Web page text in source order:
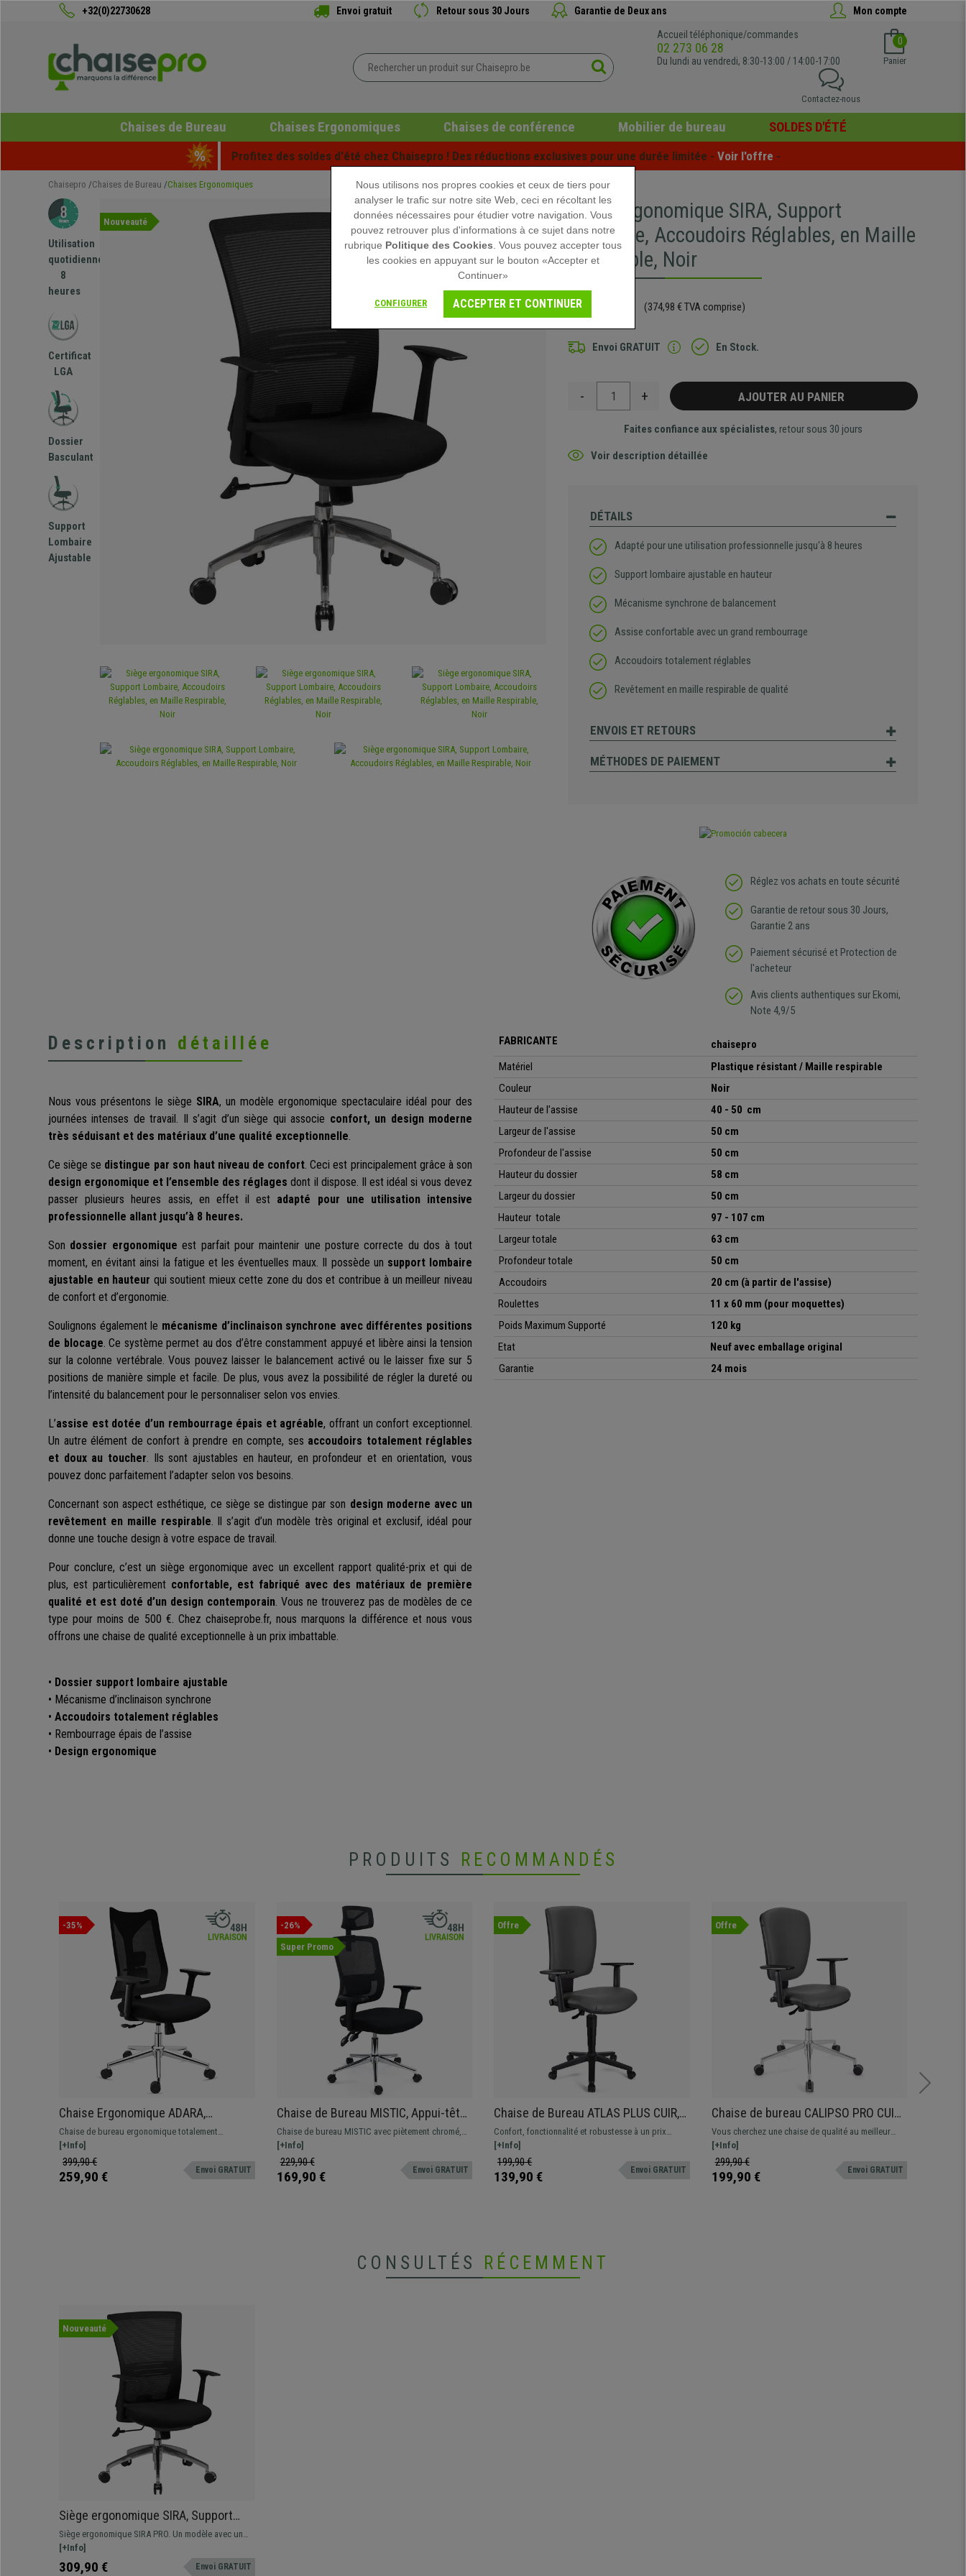
+32(0)22730628 Envoi gratuit Retour sous 30 Jours Garantie de Deux ans Mon compte
Accueil téléphonique/commandes
02 273 06 28
Du lundi au vendredi, 8:30-13:00 / 14:00-17:00
0
Panier
Contactez-nous
Chaises de Bureau Chaises Ergonomiques Chaises de conférence Mobilier de bureau SOLDES D'ÉTÉ
Profitez des soldes d'été chez Chaisepro ! Des réductions exclusives pour une durée limitée - Voir l'offre -
Chaisepro Chaises de Bureau Chaises Ergonomiques
Utilisation
quotidienne
8
heures
Certificat
LGA
Dossier
Basculant
Support
Lombaire
Ajustable
Nouveauté
Siège ergonomique SIRA, Support
Lombaire, Accoudoirs Réglables, en Maille
Respirable, Noir
309,90 € (374,98 € TVA comprise)
Envoi GRATUIT En Stock.
- + AJOUTER AU PANIER
Faites confiance aux spécialistes, retour sous 30 jours
Voir description détaillée
DÉTAILS
Adapté pour une utilisation professionnelle jusqu'à 8 heures
Support lombaire ajustable en hauteur
Mécanisme synchrone de balancement
Assise confortable avec un grand rembourrage
Accoudoirs totalement réglables
Revêtement en maille respirable de qualité
ENVOIS ET RETOURS
MÉTHODES DE PAIEMENT
Réglez vos achats en toute sécurité
Garantie de retour sous 30 Jours,
Garantie 2 ans
Paiement sécurisé et Protection de
l'acheteur
Avis clients authentiques sur Ekomi,
Note 4,9/5
Description détaillée
Nous vous présentons le siège SIRA, un modèle ergonomique spectaculaire idéal pour des
journées intenses de travail. Il s’agit d’un siège qui associe confort, un design moderne
très séduisant et des matériaux d’une qualité exceptionnelle.
Ce siège se distingue par son haut niveau de confort. Ceci est principalement grâce à son
design ergonomique et l’ensemble des réglages dont il dispose. Il est idéal si vous devez
passer plusieurs heures assis, en effet il est adapté pour une utilisation intensive
professionnelle allant jusqu’à 8 heures.
Son dossier ergonomique est parfait pour maintenir une posture correcte du dos à tout
moment, en évitant ainsi la fatigue et les éventuelles maux. Il possède un support lombaire
ajustable en hauteur qui soutient mieux cette zone du dos et contribue à un meilleur niveau
de confort et d’ergonomie.
Soulignons également le mécanisme d’inclinaison synchrone avec différentes positions
de blocage. Ce système permet au dos d’être constamment appuyé et libère ainsi la tension
sur la colonne vertébrale. Vous pouvez laisser le balancement activé ou le laisser fixe sur 5
positions de manière simple et facile. De plus, vous avez la possibilité de régler la dureté ou
l’intensité du balancement pour le personnaliser selon vos envies.
L’assise est dotée d’un rembourrage épais et agréable, offrant un confort exceptionnel.
Un autre élément de confort à prendre en compte, ses accoudoirs totalement réglables
et doux au toucher. Ils sont ajustables en hauteur, en profondeur et en orientation, vous
pouvez donc parfaitement l’adapter selon vos besoins.
Concernant son aspect esthétique, ce siège se distingue par son design moderne avec un
revêtement en maille respirable. Il s’agit d’un modèle très original et exclusif, idéal pour
donne une touche design à votre espace de travail.
Pour conclure, c’est un siège ergonomique avec un excellent rapport qualité-prix et qui de
plus, est particulièrement confortable, est fabriqué avec des matériaux de première
qualité et est doté d’un design contemporain. Vous ne trouverez pas de modèles de ce
type pour moins de 500 €. Chez chaiseprobe.fr, nous marquons la différence et nous vous
offrons une chaise de qualité exceptionnelle à un prix imbattable.
• Dossier support lombaire ajustable
• Mécanisme d’inclinaison synchrone
• Accoudoirs totalement réglables
• Rembourrage épais de l’assise
• Design ergonomique
FABRICANTE
chaisepro
Matériel
Plastique résistant / Maille respirable
Couleur
Noir
Hauteur de l'assise
40 - 50 cm
Largeur de l'assise
50 cm
Profondeur de l'assise
50 cm
Hauteur du dossier
58 cm
Largeur du dossier
50 cm
Hauteur totale
97 - 107 cm
Largeurtotale
63 cm
Profondeur totale
50 cm
Accoudoirs
20 cm (à partir de l'assise)
Roulettes
11 x 60 mm (pour moquettes)
Poids Maximum Supporté
120 kg
Etat
Neuf avec emballage original
Garantie
24 mois
PRODUITS RECOMMANDÉS
-35%
Chaise Ergonomique ADARA,
Totalement Réglable, Support
Lombaire, Noir
Chaise de bureau ergonomique totalement
adaptable. Conception de grande qualité, très
confortable et innovante.
[+Info]
399,90 €
259,90 € Envoi GRATUIT
-26%
Super Promo
Chaise de Bureau MISTIC, Appui-tête,
Utilisation Intensive 8h, Dossier
Réglable, Support Lombaire, en Tissu
et Maille, Noir
Chaise de bureau MISTIC avec piètement chromé,
robuste et stable, équipée d'un appui-tête, support
lombaire et accoudoirs. Dossier réglable en hauteur.
[+Info]
229,90 €
169,90 € Envoi GRATUIT
Offre
Chaise de Bureau ATLAS PLUS CUIR,
Dossier et Accoudoirs Ajustables,
Grand Rembourrage, Gris
Confort, fonctionnalité et robustesse à un prix
imbattable. Ce magnifique modèle offre des
prestations excellentes au quotidien, différentes
couleurs disponibles
[+Info]
199,90 €
139,90 € Envoi GRATUIT
Offre
Chaise de bureau CALIPSO PRO CUIR,
Dossier et Accoudoirs Ajustables,
Piétement Métallique, Gris
Vous cherchez une chaise de qualité au meilleur
prix? Ce modèle vous offre un confort supérieur au
quotidien. Disponible en différentes couleurs
[+Info]
299,90 €
199,90 € Envoi GRATUIT
CONSULTÉS RÉCEMMENT
Nouveauté
Siège ergonomique SIRA, Support
Lombaire, Accoudoirs Réglables, en
Maille Respirable, Noir
Siège ergonomique SIRA PRO. Un modèle avec un
support lombaire ajustable, accoudoirs réglables et
un revêtement en maille respirable.
[+Info]
309,90 € Envoi GRATUIT
Nous utilisons nos propres cookies et ceux de tiers pour
analyser le trafic sur notre site Web, ceci en récoltant les
données nécessaires pour étudier votre navigation. Vous
pouvez retrouver plus d'informations à ce sujet dans notre
rubrique Politique des Cookies . Vous pouvez accepter tous
les cookies en appuyant sur le bouton «Accepter et
Continuer»
CONFIGURER ACCEPTER ET CONTINUER